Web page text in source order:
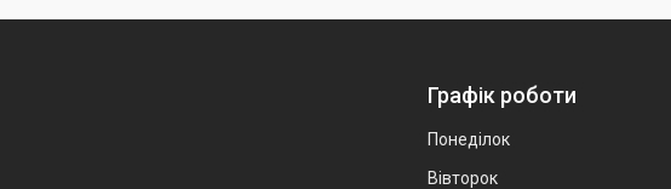
Графік роботи
Понеділок
Вівторок